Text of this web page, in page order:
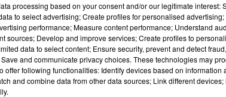
2026
processing based on your consent and/or our legitimate interest:
to select advertising; Create profiles for personalised
performance; Measure content performance; Understand
sources; Develop and improve services; Create profiles to
data to select content; Ensure security, prevent and detect
and communicate privacy choices. These technologies may
offer following functionalities: Identify devices based on information
and combine data from other data sources; Link different